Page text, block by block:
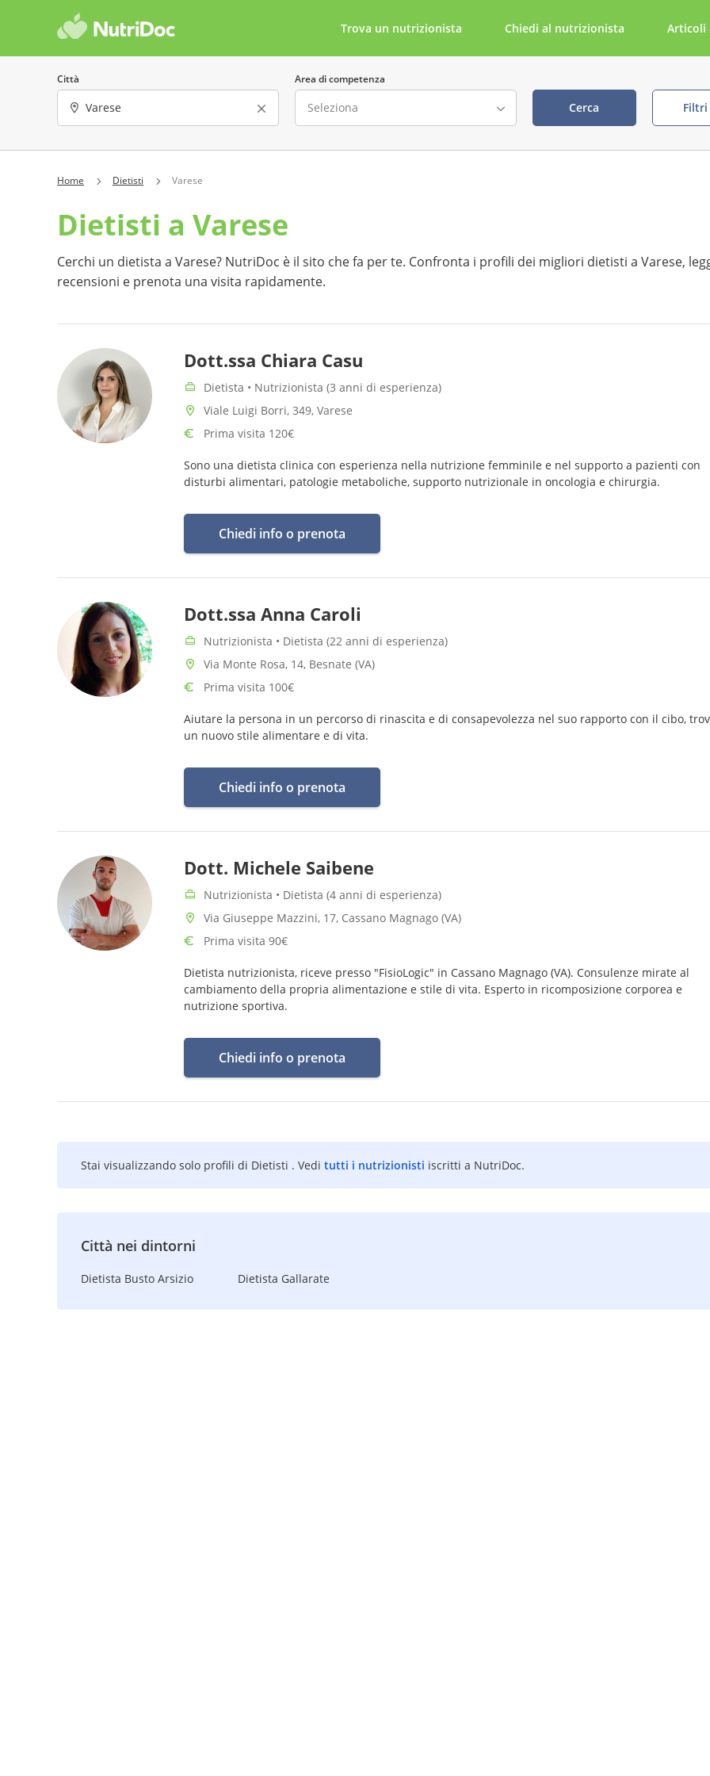
Trova un nutrizionista Chiedi al nutrizionista Articoli
Città Area di competenza
Cerca
Sesso Lingua parlata Cerca per parola chiave
Offre consulenze online
Ha almeno una recensione
Prenotabile tramite NutriDoc
Home Dietisti Varese
Dietisti a Varese
Cerchi un dietista a Varese? NutriDoc è il sito che fa per te. Confronta i profili dei migliori dietisti a Varese,
recensioni e prenota una visita rapidamente.
Dott.ssa Chiara Casu
Dietista • Nutrizionista (3 anni di esperienza)
Viale Luigi Borri, 349, Varese
Prima visita 120€
Sono una dietista clinica con esperienza nella nutrizione femminile e nel supporto a pazienti con
disturbi alimentari, patologie metaboliche, supporto nutrizionale in oncologia e chirurgia.
Chiedi info o prenota
Dott.ssa Anna Caroli
Nutrizionista • Dietista (22 anni di esperienza)
Via Monte Rosa, 14, Besnate (VA)
Prima visita 100€
Aiutare la persona in un percorso di rinascita e di consapevolezza nel suo rapporto con il cibo,
un nuovo stile alimentare e di vita.
Chiedi info o prenota
Dott. Michele Saibene
Nutrizionista • Dietista (4 anni di esperienza)
Via Giuseppe Mazzini, 17, Cassano Magnago (VA)
Prima visita 90€
Dietista nutrizionista, riceve presso "FisioLogic" in Cassano Magnago (VA). Consulenze mirate al
cambiamento della propria alimentazione e stile di vita. Esperto in ricomposizione corporea e
nutrizione sportiva.
Chiedi info o prenota
Stai visualizzando solo profili di Dietisti . Vedi tutti i nutrizionisti iscritti a NutriDoc.
Città nei dintorni
Dietista Busto Arsizio Dietista Gallarate